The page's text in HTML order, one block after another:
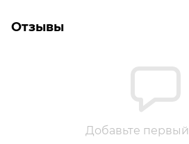
Отзывы
Добавьте